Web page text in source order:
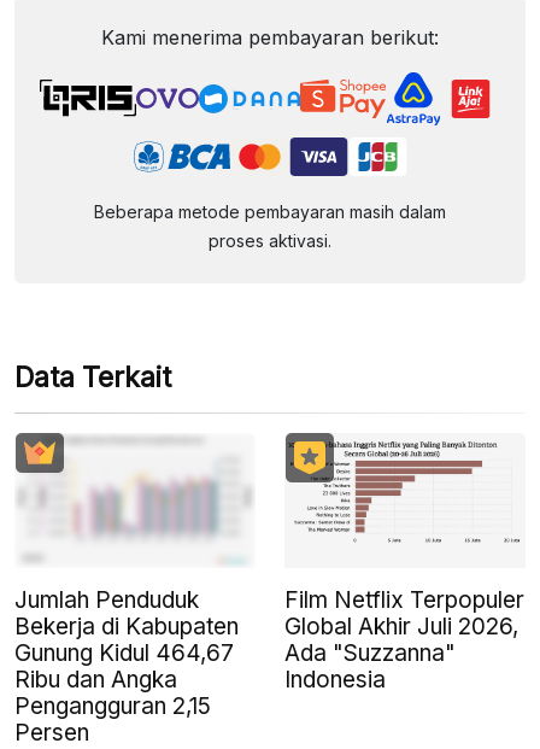
Kami menerima pembayaran berikut:
Beberapa metode pembayaran masih dalam
proses aktivasi.
Data Terkait
Jumlah Penduduk
Bekerja di Kabupaten
Gunung Kidul 464,67
Ribu dan Angka
Pengangguran 2,15
Persen
Film Netflix Terpopuler
Global Akhir Juli 2026,
Ada "Suzzanna"
Indonesia